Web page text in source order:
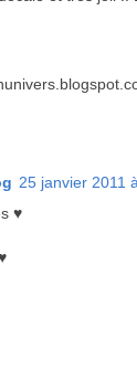
25 janvier 2011
♥